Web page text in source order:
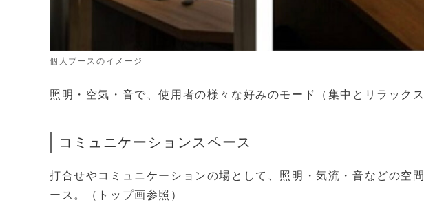
個人ブースのイメージ
照明・空気・音で、使用者の様々な好みのモード（集中とリラック
コミュニケーションスペース
打合せやコミュニケーションの場として、照明・気流・音などの空
ース。（トップ画参照）